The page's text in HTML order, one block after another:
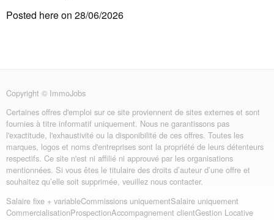
Posted here on 28/06/2026
Copyright © ImmoJobs
Certaines offres d'emploi sur ce site proviennent de sites externes et sont
fournies à titre informatif uniquement. Nous ne garantissons pas
l'exactitude, l'exhaustivité ou la disponibilité de ces offres. Toutes les
marques, logos et noms d'entreprises sont la propriété de leurs détenteurs
respectifs. Ce site n'est ni affilié ni approuvé par les organisations
mentionnées. Si vous êtes le titulaire des droits d’auteur d’une offre et
souhaitez qu’elle soit supprimée, veuillez nous contacter.
Salaire fixe + variableCommissions uniquementSalaire uniquement
CommercialisationProspectionAccompagnement clientGestion Locative